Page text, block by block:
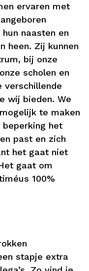
ervaren met
naasten en
heen. Zij kunnen
bij onze
scholen en
verschillende
wij bieden. We
te maken
het
past en zich
het gaat niet
gaat om
100%
stapje extra